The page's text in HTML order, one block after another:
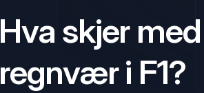
Hva skjer
regnvær i F1?